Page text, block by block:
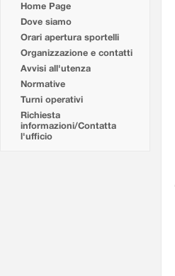
Home Page
Dove siamo
Orari apertura sportelli
Organizzazione e contatti
Avvisi all'utenza
Normative
Turni operativi
Richiesta
informazioni/Contatta
l'ufficio